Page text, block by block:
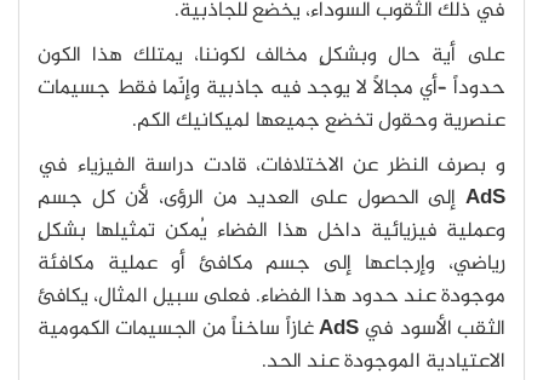
في ذلك الثقوب السوداء، يخضع للجاذبية.
على أية حال وبشكلٍ مخالف لكوننا، يمتلك هذا الكون
حدوداً –أي مجالاً لا يوجد فيه جاذبية وإنّما فقط جسيمات
عنصرية وحقول تخضع جميعها لميكانيك الكم.
و بصرف النظر عن الاختلافات، قادت دراسة الفيزياء في
AdS إلى الحصول على العديد من الرؤى، لأن كل جسم
وعملية فيزيائية داخل هذا الفضاء يُمكن تمثيلها بشكلٍ
رياضي، وإرجاعها إلى جسم مكافئ أو عملية مكافئة
موجودة عند حدود هذا الفضاء. فعلى سبيل المثال، يكافئ
الثقب الأسود فيAdSغازاً ساخناً من الجسيمات الكمومية
الاعتيادية الموجودة عند الحد.